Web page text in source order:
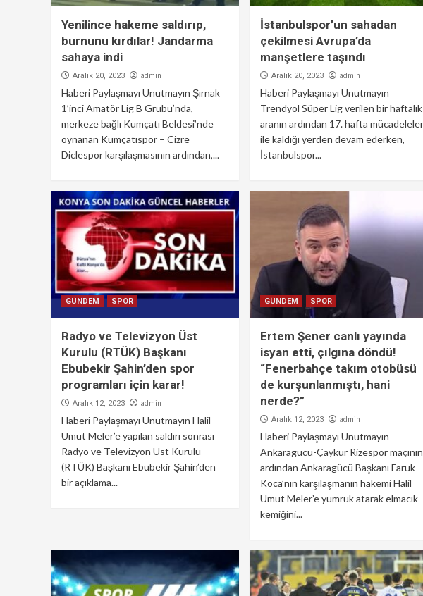
Yenilince hakeme saldırıp,
burnunu kırdılar! Jandarma
sahaya indi
Aralık 20, 2023 admin
Haberi Paylaşmayı Unutmayın Şırnak
1’inci Amatör Lig B Grubu’nda,
merkeze bağlı Kumçatı Beldesi’nde
oynanan Kumçatıspor – Cizre
Diclespor karşılaşmasının ardından,...
İstanbulspor’un sahadan
çekilmesi Avrupa’da
manşetlere taşındı
Aralık 20, 2023 admin
Haberi Paylaşmayı Unutmayın
Trendyol Süper Lig verilen bir haftalık
aranın ardından 17. hafta
ile kaldığı yerden devam ederken,
İstanbulspor...
GÜNDEM SPOR
Radyo ve Televizyon Üst
Kurulu (RTÜK) Başkanı
Ebubekir Şahin’den spor
programları için karar!
Aralık 12, 2023 admin
Haberi Paylaşmayı Unutmayın Halil
Umut Meler’e yapılan saldırı sonrası
Radyo ve Televizyon Üst Kurulu
(RTÜK) Başkanı Ebubekir Şahin’den
bir açıklama...
GÜNDEM SPOR
Ertem Şener canlı yayında
isyan etti, çılgına döndü!
“Fenerbahçe takım otobüsü
de kurşunlanmıştı, hani
nerde?”
Aralık 12, 2023 admin
Haberi Paylaşmayı Unutmayın
Ankaragücü-Çaykur Rizespor maçının
ardından Ankaragücü Başkanı Faruk
Koca’nın karşılaşmanın hakemi Halil
Umut Meler’e yumruk atarak elmacık
kemiğini...